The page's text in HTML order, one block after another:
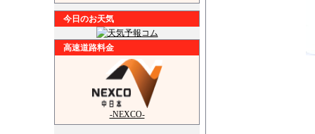
今日のお天気
高速道路料金
-NEXCO-